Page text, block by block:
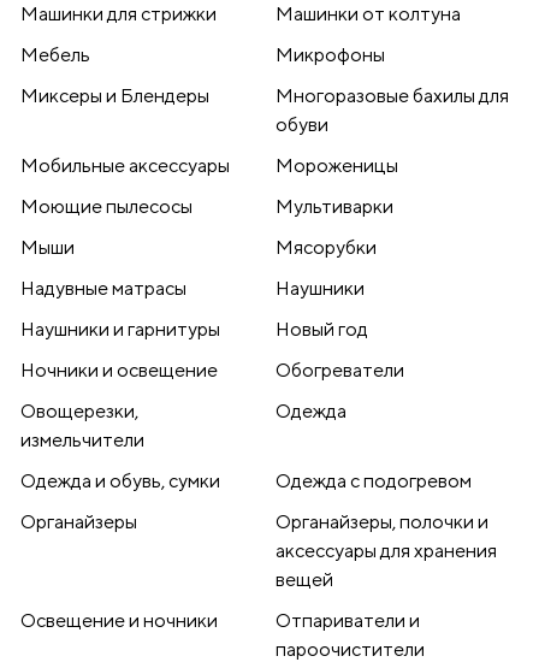
Машинки для стрижки
Машинки от колтуна
Мебель
Микрофоны
Миксеры и Блендеры
Многоразовые бахилы для
обуви
Мобильные аксессуары
Мороженицы
Моющие пылесосы
Мультиварки
Мыши
Мясорубки
Надувные матрасы
Наушники
Наушники и гарнитуры
Новый год
Ночники и освещение
Обогреватели
Овощерезки,
измельчители
Одежда
Одежда и обувь, сумки
Одежда с подогревом
Органайзеры
Органайзеры, полочки и
аксессуары для хранения
вещей
Освещение и ночники
Отпариватели и
пароочистители